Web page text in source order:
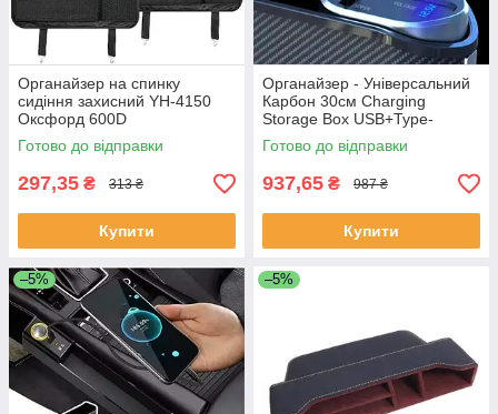
Органайзер на спинку
сидіння захисний YH-4150
Оксфорд 600D
Соти.антипоріз
Готово до відправки
297,35 ₴ 313 ₴
Купити
Органайзер - Універсальний
Карбон 30см Charging
Storage Box USB+Type-
C+Lightning QC3.0 (1шт)
Готово до відправки
937,65 ₴ 987 ₴
Купити
–5% –5%